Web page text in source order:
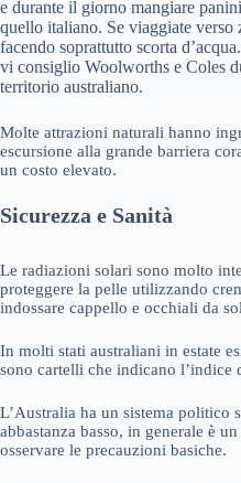
e durante il giorno mangiare
quello italiano. Se viaggiate verso
facendo soprattutto scorta
vi consiglio Woolworths e Coles
territorio australiano.
Molte attrazioni naturali hanno
escursione alla grande barriera
un costo elevato.
Sicurezza e Sanità
Le radiazioni solari sono molto
proteggere la pelle utilizzando
indossare cappello e occhiali da
In molti stati australiani in estate
sono cartelli che indicano l’indice
L’Australia ha un sistema politico
abbastanza basso, in generale è
osservare le precauzioni basiche.